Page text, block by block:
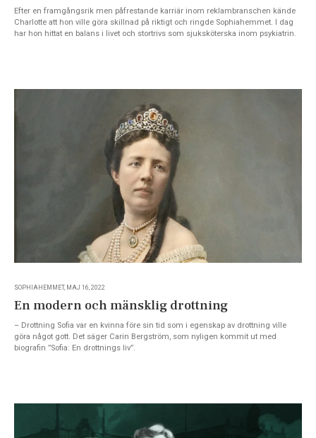
Efter en framgångsrik men påfrestande karriär inom reklambranschen kände
Charlotte att hon ville göra skillnad på riktigt och ringde Sophiahemmet. I dag
har hon hittat en balans i livet och stortrivs som sjuksköterska inom psykiatrin.
SOPHIAHEMMET, MAJ 16, 2022
En modern och mänsklig drottning
– Drottning Sofia var en kvinna före sin tid som i egenskap av drottning ville
göra något gott. Det säger Carin Bergström, som nyligen kommit ut med
biografin ”Sofia: En drottnings liv”.